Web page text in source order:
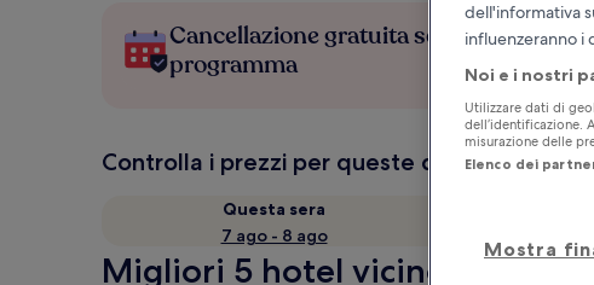
Cancellazione gratuita se cambi
programma
Controlla i prezzi per queste date
Questa sera
7 ago - 8 ago
Migliori 5 hotel vicino a
dell'informativa
influenzeranno i
Noi e i nostri
Utilizzare dati di
dell’identificazione.
misurazione delle
Elenco dei
Mostra